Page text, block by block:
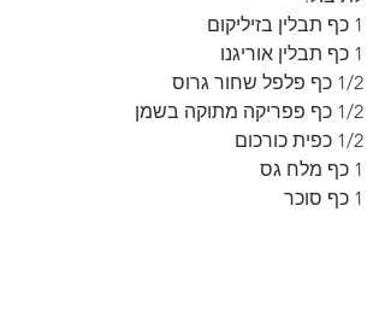
1 כף תבלין בזיליקום
1 כף תבלין אוריגנו
1/2 כף פלפל שחור גרוס
1/2 כף פפריקה מתוקה בשמן
1/2 כפית כורכום
1 כף מלח גס
1 כף סוכר